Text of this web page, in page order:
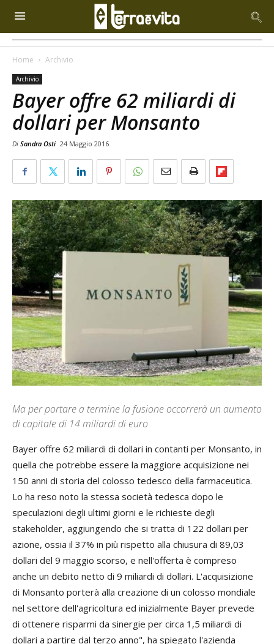
Home Archivio
Archivio
Bayer offre 62 miliardi di
dollari per Monsanto
Di Sandra Osti 24 Maggio 2016
Ma per portare a termine la fusione occorrerà un aumento
di capitale di 14 miliardi di euro
Bayer offre 62 miliardi di dollari in contanti per Monsanto, in
quella che potrebbe essere la maggiore acquisizione nei
150 anni di storia del colosso tedesco della farmaceutica.
Lo ha reso noto la stessa società tedesca dopo le
speculazioni degli ultimi giorni e le richieste degli
stakeholder, aggiungendo che si tratta di 122 dollari per
azione, ossia il 37% in più rispetto alla chiusura di 89,03
dollari del 9 maggio scorso, e nell'offerta è compreso
anche un debito netto di 9 miliardi di dollari. L'acquisizione
di Monsanto porterà alla creazione di un colosso mondiale
nel settore dell'agricoltura ed inizialmente Bayer prevede
di ottenere risparmi da sinergie per circa 1,5 miliardi di
dollari a partire dal terzo anno", ha spiegato l'azienda